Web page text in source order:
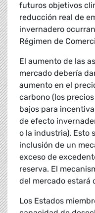
futuros objetivos
reducción real de
invernadero
Régimen de
El aumento de las
mercado debería
aumento en el
carbono (los
bajos para
de efecto
o la industria). Esto
inclusión de un
exceso de
reserva. El
del mercado estará
Los Estados